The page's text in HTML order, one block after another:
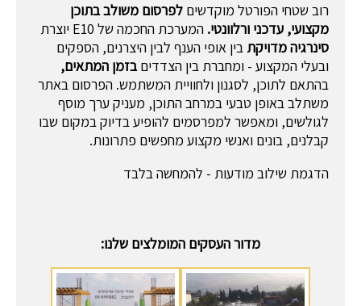
רוב שטחי הפורטל מוקדשים לפרסום משולב בתוכן
מקצועי, עדכני ורלוונטי. המערכת החכמה של E10 יוצרת
סינרגיה מדויקת בין אופי הענף לבין היצרנים, הספקים
ובעלי המקצוע - ומחברת בין הצדדיםבזמן המתאים,
בהתאם לתוכן, לסגנון ולחוויית המשתמש. הפרסום באתר
משתלב באופן טבעי במרחב התוכן, מעניק ערך מוסף
לגולשים, ומאפשר למפרסמים להופיע בדיוק במקום שבו
קבלנים, בונים ואנשי מקצוע מחפשים פתרונות.
הדגמת שילוב מודעות - להמחשה בלבד
מדור העסקים המומלצים שלנו: